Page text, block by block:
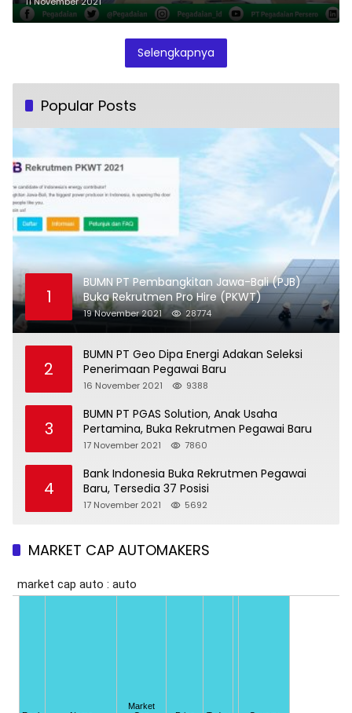
Selengkapnya
Popular Posts
1
BUMN PT Pembangkitan Jawa-Bali (PJB)
Buka Rekrutmen Pro Hire (PKWT)
19 November 2021 28774
2
BUMN PT Geo Dipa Energi Adakan Seleksi
Penerimaan Pegawai Baru
16 November 2021 9388
3
BUMN PT PGAS Solution, Anak Usaha
Pertamina, Buka Rekrutmen Pegawai Baru
17 November 2021 7860
4
Bank Indonesia Buka Rekrutmen Pegawai
Baru, Tersedia 37 Posisi
17 November 2021 5692
MARKET CAP AUTOMAKERS